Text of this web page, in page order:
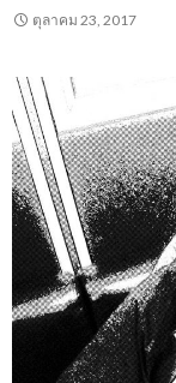
ตุลาคม 23, 2017